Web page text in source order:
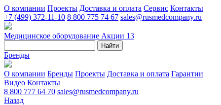
О компании Проекты Доставка и оплата Сервис Контакты
+7 (499) 372-11-10 8 800 775 74 67 sales@rusmedcompany.ru
Медицинское оборудование Акции 13
Найти
Бренды
О компании Бренды Проекты Доставка и оплата Гарантии
Видео Контакты
8 800 777 64 70 sales@rusmedcompany.ru
Назад